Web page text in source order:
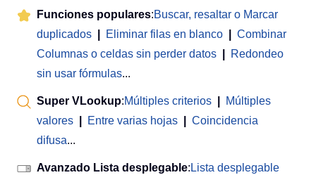
Funciones populares:Buscar, resaltar o Marcar
duplicados
Eliminar filas en blanco
Combinar
Columnas o celdas sin perder datos
Redondeo
sin usar fórmulas...
Super VLookup:Múltiples criterios
Múltiples
valores
Entre varias hojas
Coincidencia
difusa...
Avanzado Lista desplegable: Lista desplegable